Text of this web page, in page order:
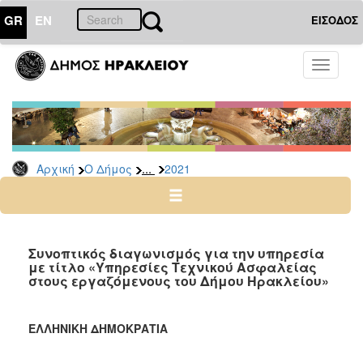
GR EN ΕΙΣΟΔΟΣ
Toggle
Αρχική Ο Δήμος ... 2021
ΔΗΜΟΣ
Διακηρύξεις
-
Δημοπρασίες
Αρχείο
2025
2023
2022
2020
Συνοπτικός διαγωνισμός για την υπηρεσία
με τίτλο «Υπηρεσίες Τεχνικού Ασφαλείας
στους εργαζόμενους του Δήμου Ηρακλείου»
ΕΛΛΗΝΙΚΗ ΔΗΜΟΚΡΑΤΙΑ